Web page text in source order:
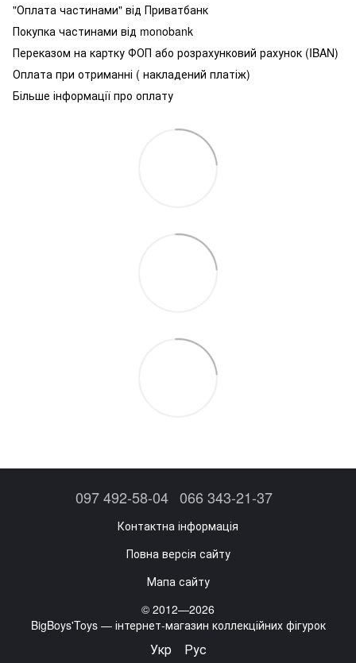
"Оплата частинами" від Приватбанк
Покупка частинами від monobank
Переказом на картку ФОП або розрахунковий рахунок (IBAN)
Оплата при отриманні ( накладений платіж)
Більше інформації про оплату
097 492-58-04 066 343-21-37
Контактна інформація
Повна версія сайту
Мапа сайту
© 2012—2026
BigBoys'Toys — інтернет-магазин коллекційних фігурок
Укр Рус